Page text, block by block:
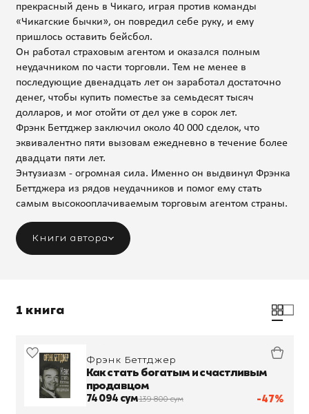
прекрасный день в Чикаго, играя против команды
«Чикагские бычки», он повредил себе руку, и ему
пришлось оставить бейсбол.
Он работал страховым агентом и оказался полным
неудачником по части торговли. Тем не менее в
последующие двенадцать лет он заработал достаточно
денег, чтобы купить поместье за семьдесят тысяч
долларов, и мог отойти от дел уже в сорок лет.
Фрэнк Беттджер заключил около 40 000 сделок, что
эквивалентно пяти вызовам ежедневно в течение более
двадцати пяти лет.
Энтузиазм - огромная сила. Именно он выдвинул Фрэнка
Беттджера из рядов неудачников и помог ему стать
самым высокооплачиваемым торговым агентом страны.
Книги автора
1 книга
-47%
Фрэнк Беттджер
Как стать богатым и счастливым
продавцом
74 094 сум139 800 сум